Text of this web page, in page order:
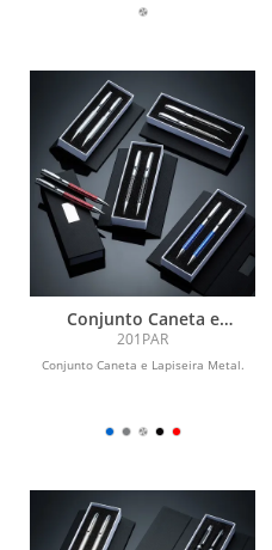
Conjunto Caneta e
Lapiseira Metal
201PAR
Conjunto Caneta e Lapiseira Metal.